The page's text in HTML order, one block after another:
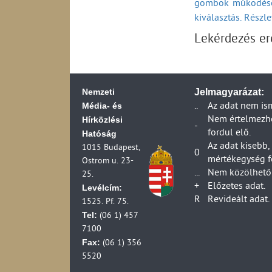
A távközlési
(2002-2009)
A távközlési
szerződési
A távközlési
(2002-2009)
A távközlési
(2002-2009)
A távközlési
(2002-2009)
Piacfelügyeleti
Piacfelügyeleti
Postai
gombok
kiválasztás.
Lekérdezés
Nemzeti
Média- és
Hírközlési
Hatóság
1015 Budapest,
Ostrom u. 23-
25.
Levélcím:
1525. Pf. 75.
Tel: (06 1) 457
7100
Fax: (06 1) 356
5520
Jelmagyarázat:
..
Az adat nem
-
Nem
fordul elő.
0
Az adat
mértékegység
...
Nem
+
Előzetes adat.
R
Revideált adat.